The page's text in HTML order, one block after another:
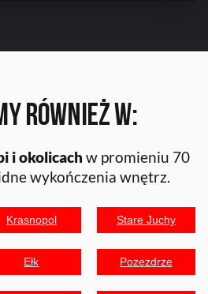
również w:
i okolicach w promieniu 70
wykończenia wnętrz.
Krasnopol Stare Juchy
Ełk Pozezdrze